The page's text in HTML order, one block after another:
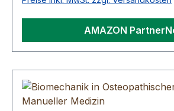
AMAZON